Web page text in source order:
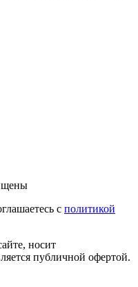
с политикой
носит
публичной офертой.